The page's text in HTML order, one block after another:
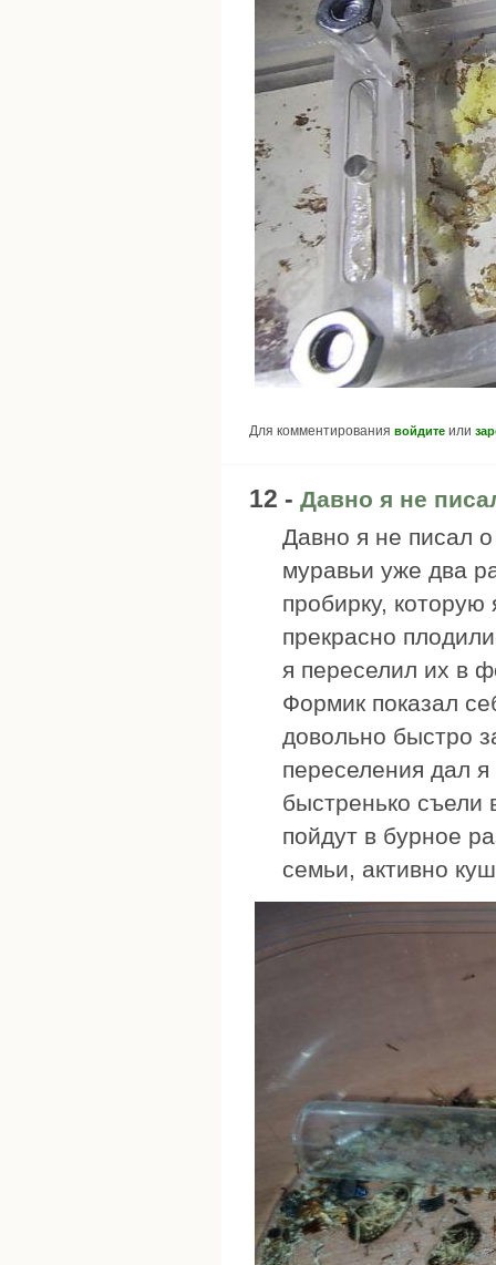
Для комментирования войдите или
12 - Давно я не
Давно я не писал
муравьи уже два
пробирку,
прекрасно
я переселил их в
Формик показал
довольно быстро
переселения дал
быстренько съели
пойдут в бурное
семьи, активно